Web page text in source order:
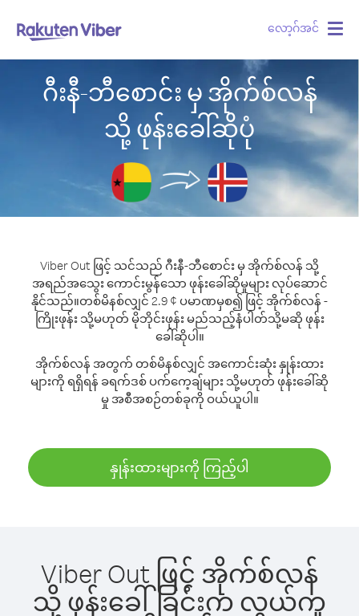
လော့ဂ်အင်
ဂီးနီ-ဘီစောင်း မှ အိုက်စ်လန်
သို့ ဖုန်းခေါ်ဆိုပုံ
Viber Out ဖြင့် သင်သည် ဂီးနီ-ဘီစောင်း မှ အိုက်စ်လန် သို့
အရည်အသွေး ကောင်းမွန်သော ဖုန်းခေါ်ဆိုမှုများ လုပ်ဆောင်
နိုင်သည်။တစ်မိနစ်လျှင် 2.9 ¢ ပမာဏမှစ၍ ဖြင့် အိုက်စ်လန် -
ကြိုးဖုန်း သို့မဟုတ် မိုဘိုင်းဖုန်း မည်သည့်နံပါတ်သို့မဆို ဖုန်း
ခေါ်ဆိုပါ။
အိုက်စ်လန် အတွက် တစ်မိနစ်လျှင် အကောင်းဆုံး နှုန်းထား
များကို ရရှိရန် ခရက်ဒစ် ပက်ကေ့ချ်များ သို့မဟုတ် ဖုန်းခေါ်ဆို
မှု အစီအစဉ်တစ်ခုကို ဝယ်ယူပါ။
နှုန်းထားများကို ကြည့်ပါ
Viber Out ဖြင့် အိုက်စ်လန်
သို့ ဖုန်းခေါ်ခြင်းက လွယ်ကူ